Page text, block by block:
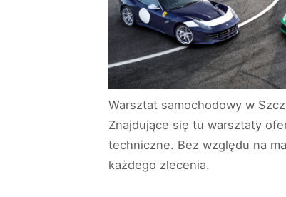
Warsztat samochodowy w
Znajdujące się tu warsztaty
techniczne. Bez względu na
każdego zlecenia.